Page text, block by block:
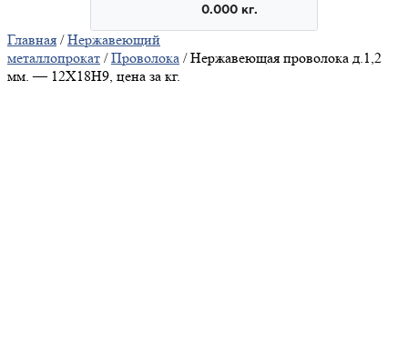
Главная /Нержавеющий
металлопрокат /Проволока / Нержавеющая проволока д.1,2
мм. — 12X18Н9, цена за кг.